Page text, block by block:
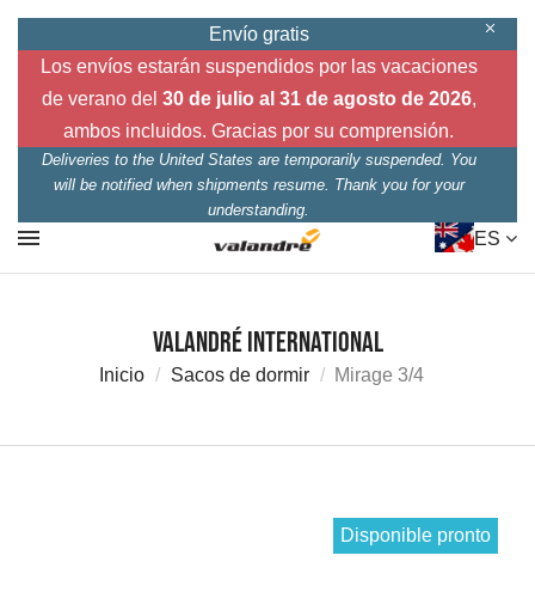
Envío gratis
Los envíos estarán suspendidos por las vacaciones
de verano del 30 de julio al 31 de agosto de 2026,
ambos incluidos. Gracias por su comprensión.
Deliveries to the United States are temporarily suspended. You
will be notified when shipments resume. Thank you for your
understanding.
ES
Valandré International
Inicio Sacos de dormir Mirage 3/4
Disponible pronto